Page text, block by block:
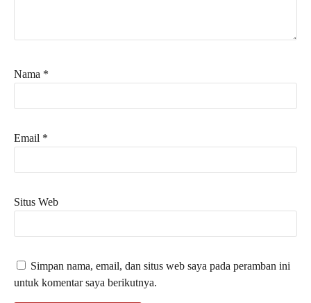
Nama *
Email *
Situs Web
Simpan nama, email, dan situs web saya pada peramban ini
untuk komentar saya berikutnya.